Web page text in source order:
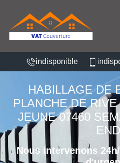
indisponible
HABILLAGE DE
PLANCHE DE
JEUNE 07460
END
Nous intervenons